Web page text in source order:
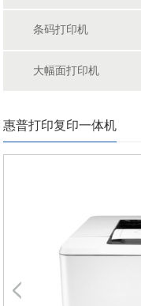
条码打印机
大幅面打印机
惠普打印复印一体机